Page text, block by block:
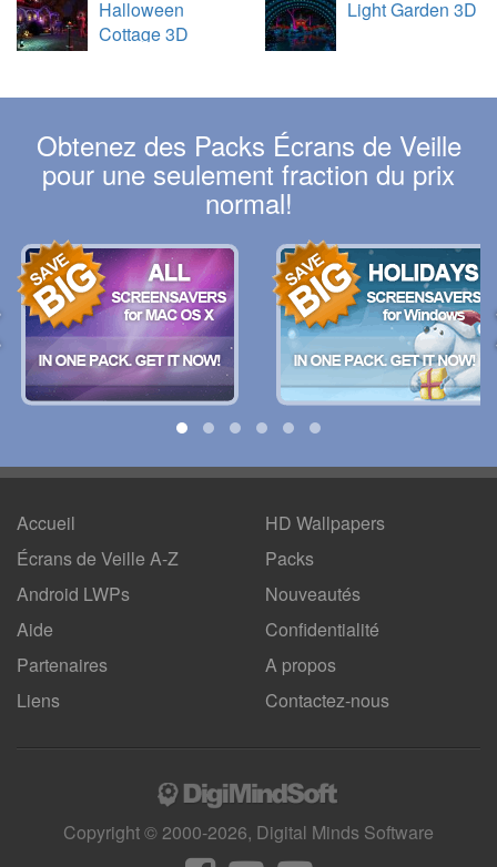
Halloween
Cottage 3D
Light Garden 3D
Obtenez des Packs Écrans de Veille
pour une seulement fraction du prix
normal!
Accueil
Écrans de Veille A-Z
Android LWPs
HD Wallpapers
Packs
Nouveautés
Aide
Partenaires
Liens
Confidentialité
A propos
Contactez-nous
Copyright © 2000-2026, Digital Minds Software